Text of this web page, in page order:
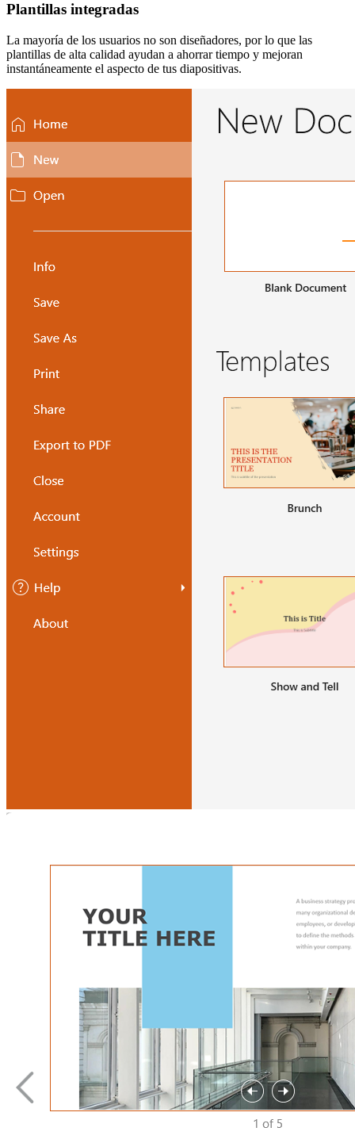
Plantillas integradas
La mayoría de los usuarios no son diseñadores, por lo que las
plantillas de alta calidad ayudan a ahorrar tiempo y mejoran
instantáneamente el aspecto de tus diapositivas.